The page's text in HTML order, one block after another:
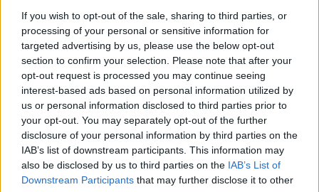
If you wish to opt-out of the sale, sharing to third parties, or
processing of your personal or sensitive information for
targeted advertising by us, please use the below opt-out
section to confirm your selection. Please note that after your
opt-out request is processed you may continue seeing
interest-based ads based on personal information utilized by
us or personal information disclosed to third parties prior to
your opt-out. You may separately opt-out of the further
disclosure of your personal information by third parties on the
IAB’s list of downstream participants. This information may
also be disclosed by us to third parties on the IAB’s List of
Downstream Participants that may further disclose it to other
cylindrar och samtidigt gå upp lite i
cylinderstorlek jämfört med 1,2-liters motorn.
Motorerna ger 140 respektive 160 hästkrafter
och vridmomentet är 240 respektive 260 Nm.
Ett rejält stort hopp upp mot den tidigare 1,2-
litersmotorn på 115 hästkrafter. De nya
bensinmotorerna kommer bara att kombineras
med framhjulsdrift.